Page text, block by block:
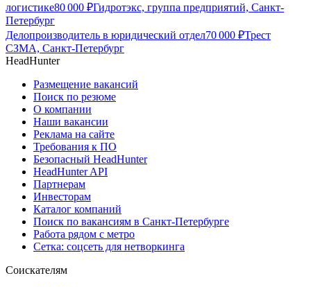
логистике80 000 ₽Гидротэкс, группа предприятий, Санкт-
Петербург
Делопроизводитель в юридический отдел70 000 ₽Трест
СЗМА, Санкт-Петербург
HeadHunter
Размещение вакансий
Поиск по резюме
О компании
Наши вакансии
Реклама на сайте
Требования к ПО
Безопасный HeadHunter
HeadHunter API
Партнерам
Инвесторам
Каталог компаний
Поиск по вакансиям в Санкт-Петербурге
Работа рядом с метро
Сетка: соцсеть для нетворкинга
Соискателям